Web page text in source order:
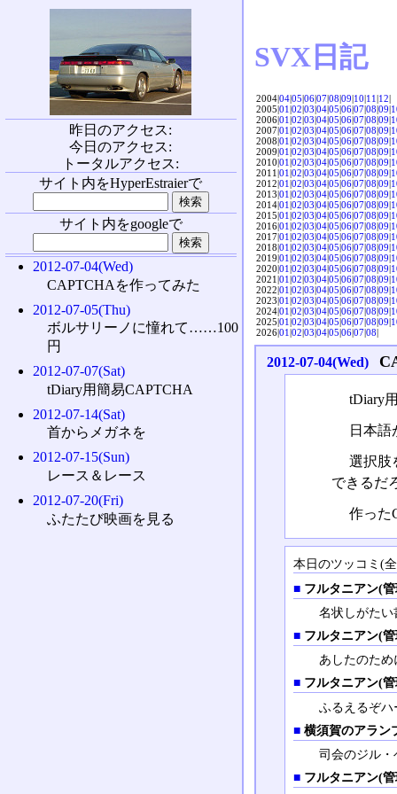
SVX日記
2004|04|05|06|07|08|09|10|11|12|
2005|01|02|03|04|05|06|07|08|09|
2006|01|02|03|04|05|06|07|08|09|
2007|01|02|03|04|05|06|07|08|09|
2008|01|02|03|04|05|06|07|08|09|
2009|01|02|03|04|05|06|07|08|09|
2010|01|02|03|04|05|06|07|08|09|
2011|01|02|03|04|05|06|07|08|09|
2012|01|02|03|04|05|06|07|08|09|
2013|01|02|03|04|05|06|07|08|09|
2014|01|02|03|04|05|06|07|08|09|
2015|01|02|03|04|05|06|07|08|09|
2016|01|02|03|04|05|06|07|08|09|
2017|01|02|03|04|05|06|07|08|09|
2018|01|02|03|04|05|06|07|08|09|
2019|01|02|03|04|05|06|07|08|09|
2020|01|02|03|04|05|06|07|08|09|
2021|01|02|03|04|05|06|07|08|09|
2022|01|02|03|04|05|06|07|08|09|
2023|01|02|03|04|05|06|07|08|09|
2024|01|02|03|04|05|06|07|08|09|
2025|01|02|03|04|05|06|07|08|09|
2026|01|02|03|04|05|06|07|08|
2012-07-04(Wed)
tDiary
日本語
選択肢
できるだ
作った
本日のツッコミ(
■ フルタニアン(
名状しがた
■ フルタニアン(
あしたのため
■ フルタニアン(
ふるえるぞ
■ 横須賀のアラン
司会のジル
■ フルタニアン(
昨日のアクセス:
今日のアクセス:
トータルアクセス:
サイト内をHyperEstraierで
サイト内をgoogleで
2012-07-04(Wed)
CAPTCHAを作ってみた
2012-07-05(Thu)
ボルサリーノに憧れて……100
円
2012-07-07(Sat)
tDiary用簡易CAPTCHA
2012-07-14(Sat)
首からメガネを
2012-07-15(Sun)
レース＆レース
2012-07-20(Fri)
ふたたび映画を見る